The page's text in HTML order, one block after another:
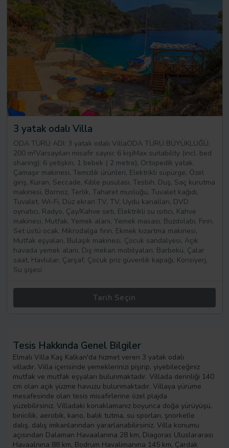
3 yatak odalı Villa
ODA TÜRÜ ADI: 3 yatak odalı VillaODA TÜRÜ BÜYÜKLÜĞÜ:
200 m²Varsayılan misafir sayısı: 6 kişiMax suitability (incl. bed
sharing): 6 yetişkin, 1 bebek ( 2 metre), Ortopedik yatak,
Çamaşır makinesi, Temizlik ürünleri, Elektrikli süpürge, Özel
giriş, Kuran, Seccade, Kıble pusulası, Tesbih, Duş, Saç kurutma
makinesi, Bornoz, Terlik, Taharet musluğu, Tuvalet kağıdı,
Tuvalet, Wi-Fi, Düz ekran TV, TV, Uydu kanalları, DVD
oynatıcı, Radyo, Çay/Kahve seti, Elektrikli su ısıtıcı, Kahve
makinesi, Mutfak, Yemek alanı, Yemek masası, Buzdolabı, Fırın,
Set üstü ocak, Mikrodalga fırın, Ekmek kızartma makinesi,
Mutfak eşyaları, Bulaşık makinesi, Çocuk sandalyesi, Açık
havada yemek alanı, Dış mekan mobilyaları, Barbekü, Çalar
saat, Havlular, Çarşaf, Çocuk priz güvenlik kapağı, Konsiyerj,
Su şişesi
Tarih Seçin
Tesis Hakkında Genel Bilgiler
Elmalı Villa Kaş Kalkan'da hizmet veren 3 yatak odalı
villadır. Villa içerisinde yemeklerinizi pişirip, yiyebileceğiniz
mutfak ve mutfak eşyaları bulunmaktadır. Villada derinliği 140
cm olan açık yüzme havuzu bulunmaktadır. Villaya yürüme
mesafesinde olan tesis misafirlerine özel plajda
yüzebilirsiniz. Villadaki konaklamanız boyunca doğa yürüyüşü,
binicilik, aerobik, kano, balık tutma, su sporları, şnorkelle
dalış, dalış imkanlarından yararlanabilirsiniz. Villa konumu
açısından Dalaman Havaalanına 28 km, Diagoras Uluslararası
Havaalnına 88 km, Bodrum Havalimanına 145 km, Çardak